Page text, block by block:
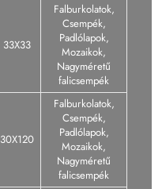
33X33
Falburkolatok,
Csempék,
Padlólapok,
Mozaikok,
Nagyméretű
falicsempék
30X120
Falburkolatok,
Csempék,
Padlólapok,
Mozaikok,
Nagyméretű
falicsempék